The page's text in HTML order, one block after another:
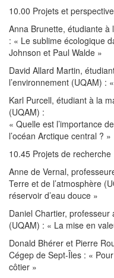
10.00 Projets et
Anna Brunette, étudiante à
: « Le sublime écologique
Johnson et Paul Walde »
David Allard Martin,
l’environnement (UQAM) :
Karl Purcell, étudiant à la
(UQAM) :
« Quelle est l’importance
l’océan Arctique central ? »
10.45 Projets de recherche
Anne de Vernal,
Terre et de l’atmosphère
réservoir d’eau douce »
Daniel Chartier, professeur
(UQAM) : « La mise en
Donald Bhérer et Pierre
Cégep de Sept-Îles : «
côtier »